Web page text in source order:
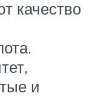
качество
и